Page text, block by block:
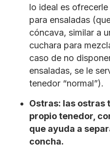
lo ideal es
para ensaladas
cóncava, similar a
cuchara para
caso de no
ensaladas, se le
tenedor “normal”).
Ostras: las ostras
propio tenedor,
que ayuda a
concha.